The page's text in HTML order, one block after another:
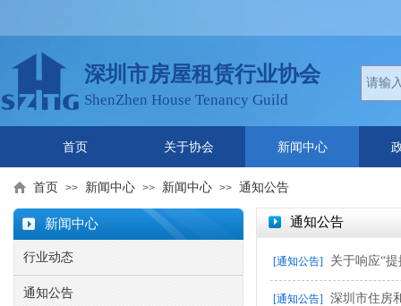
ShenZhen House Tenancy Guild
首页 关于协会 新闻中心
深圳市房屋租赁行业协会
首页 >> 新闻中心 >> 新闻中心 >> 通知公告
新闻中心
行业动态
通知公告
通知公告
[通知公告] 关于响应“
[通知公告]
深圳市住房